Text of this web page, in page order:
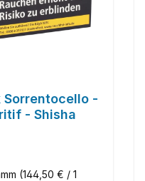
Sorrentocello -
- Shisha
(144,50 € / 1